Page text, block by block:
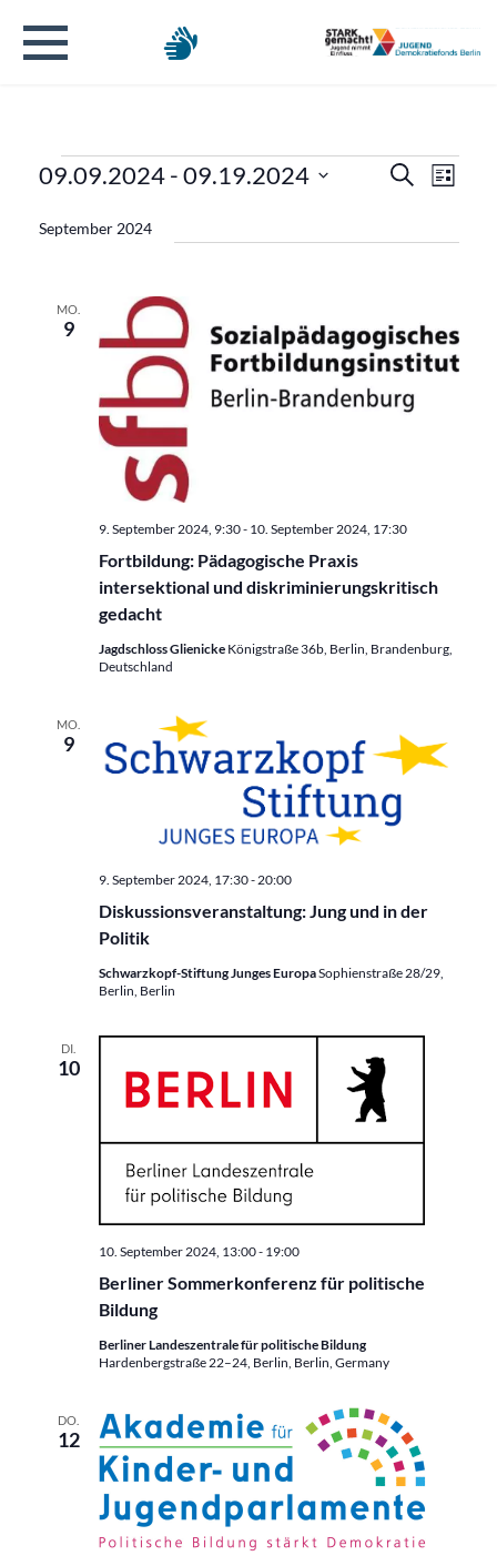
Veranstaltungen Suche
Liste
09.09.2024 - 09.19.2024
wählen.
September 2024
MO.
9
Fortbildung: Pädagogische Praxis
intersektional und diskriminierungskritisch
gedacht
9. September 2024, 9:30- 10. September 2024, 17:30
Jagdschloss Glienicke Königstraße 36b, Berlin, Brandenburg,
Deutschland
MO.
9
Diskussionsveranstaltung: Jung und in der
Politik
9. September 2024, 17:30- 20:00
Schwarzkopf-Stiftung Junges EuropaSophienstraße 28/29,
Berlin, Berlin
DI.
10
Berliner Sommerkonferenz für politische
Bildung
10. September 2024, 13:00- 19:00
Berliner Landeszentrale für politische Bildung
Hardenbergstraße 22–24, Berlin, Berlin, Germany
DO.
12